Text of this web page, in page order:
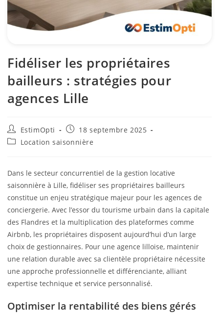
Fidéliser les propriétaires
bailleurs : stratégies pour
agences Lille
EstimOpti
18 septembre 2025
Location saisonnière
Dans le secteur concurrentiel de la gestion locative
saisonnière à Lille, fidéliser ses propriétaires bailleurs
constitue un enjeu stratégique majeur pour les agences de
conciergerie. Avec l’essor du tourisme urbain dans la capitale
des Flandres et la multiplication des plateformes comme
Airbnb, les propriétaires disposent aujourd’hui d’un large
choix de gestionnaires. Pour une agence lilloise, maintenir
une relation durable avec sa clientèle propriétaire nécessite
une approche professionnelle et différenciante, alliant
expertise technique et service personnalisé.
Optimiser la rentabilité des biens gérés